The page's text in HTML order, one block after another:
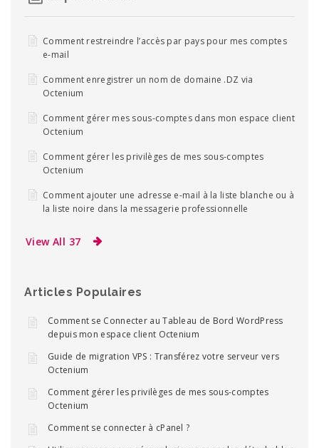
Comment restreindre l’accès par pays pour mes comptes
e-mail
Comment enregistrer un nom de domaine .DZ via
Octenium
Comment gérer mes sous-comptes dans mon espace client
Octenium
Comment gérer les privilèges de mes sous-comptes
Octenium
Comment ajouter une adresse e-mail à la liste blanche ou à
la liste noire dans la messagerie professionnelle
View All 37
Articles Populaires
Comment se Connecter au Tableau de Bord WordPress
depuis mon espace client Octenium
Guide de migration VPS : Transférez votre serveur vers
Octenium
Comment gérer les privilèges de mes sous-comptes
Octenium
Comment se connecter à cPanel ?